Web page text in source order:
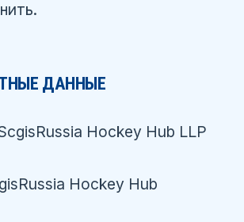
ДАННЫЕ
Hockey Hub LLP
Hockey Hub